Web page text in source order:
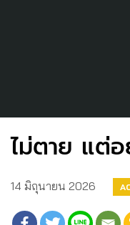
ไม่ตาย แต่
14 มิถุนายน 2026